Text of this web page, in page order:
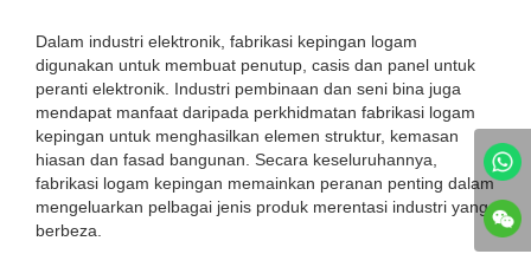
Dalam industri elektronik, fabrikasi kepingan logam
digunakan untuk membuat penutup, casis dan panel untuk
peranti elektronik. Industri pembinaan dan seni bina juga
mendapat manfaat daripada perkhidmatan fabrikasi logam
kepingan untuk menghasilkan elemen struktur, kemasan
hiasan dan fasad bangunan. Secara keseluruhannya,
fabrikasi logam kepingan memainkan peranan penting dalam
mengeluarkan pelbagai jenis produk merentasi industri yang
berbeza.